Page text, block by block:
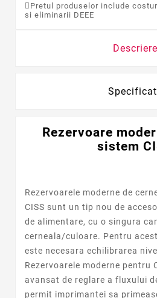
Pretul produselor include
si eliminarii DEEE
Descriere
Rezervoare
sistem
Rezervoarele moderne de
CISS sunt un tip nou de
de alimentare, cu o singura
cerneala/culoare. Pentru
este necesara echilibrarea
Rezervoarele moderne pentru
avansat de reglare a fluxului
permit imprimantei sa